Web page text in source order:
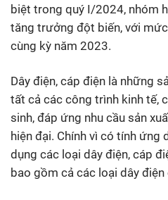
biệt trong quý I/2024, nhóm
tăng trưởng đột biến, với
cùng kỳ năm 2023.
Dây điện, cáp điện là những
tất cả các công trình kinh tế,
sinh, đáp ứng nhu cầu sản
hiện đại. Chính vì có tính ứng
dụng các loại dây điện, cáp
bao gồm cả các loại dây điện